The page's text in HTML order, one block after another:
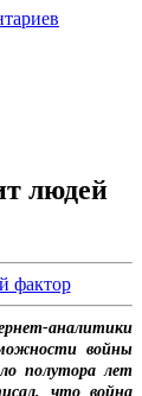
людей
аналитики
войны
полутора лет
что война